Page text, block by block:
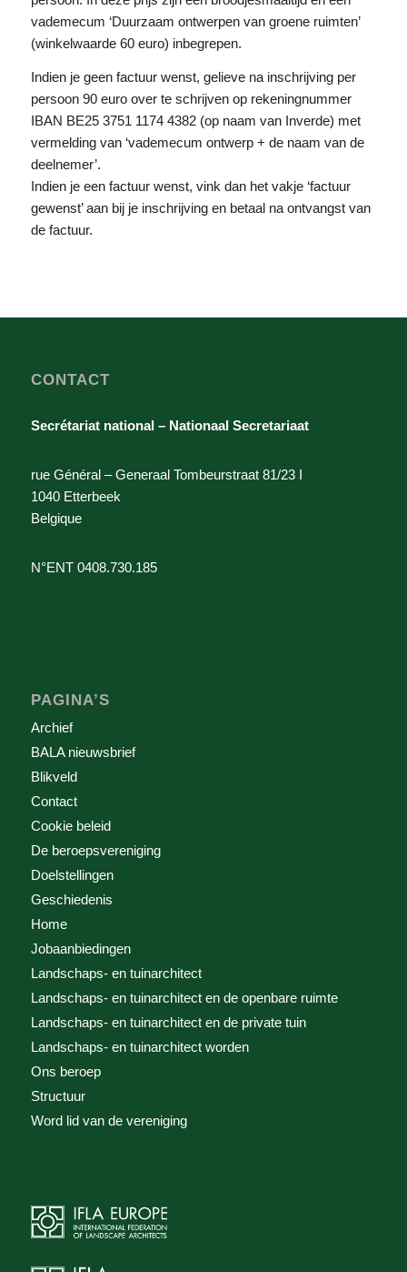
vademecum ‘Duurzaam ontwerpen van groene ruimten’
(winkelwaarde 60 euro) inbegrepen.
Indien je geen factuur wenst, gelieve na inschrijving per
persoon 90 euro over te schrijven op rekeningnummer
IBAN BE25 3751 1174 4382 (op naam van Inverde) met
vermelding van ‘vademecum ontwerp + de naam van de
deelnemer’.
Indien je een factuur wenst, vink dan het vakje ‘factuur
gewenst’ aan bij je inschrijving en betaal na ontvangst van
de factuur.
CONTACT
Secrétariat national – Nationaal Secretariaat
rue Général – Generaal Tombeurstraat 81/23 I
1040 Etterbeek
Belgique
N°ENT 0408.730.185
PAGINA’S
Archief
BALA nieuwsbrief
Blikveld
Contact
Cookie beleid
De beroepsvereniging
Doelstellingen
Geschiedenis
Home
Jobaanbiedingen
Landschaps- en tuinarchitect
Landschaps- en tuinarchitect en de openbare ruimte
Landschaps- en tuinarchitect en de private tuin
Landschaps- en tuinarchitect worden
Ons beroep
Structuur
Word lid van de vereniging